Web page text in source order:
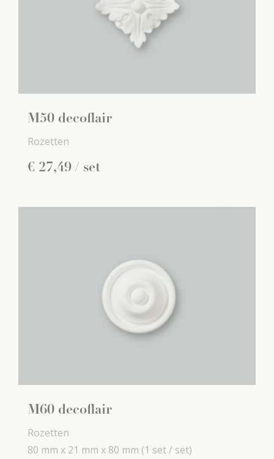
M50 decoflair
Rozetten
€ 27,49 / set
M60 decoflair
Rozetten
80 mm x 21 mm x 80 mm (1 set / set)